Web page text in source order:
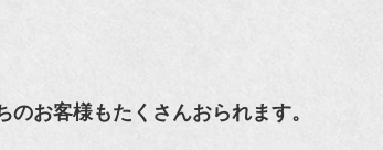
お客様もたくさんおられます。